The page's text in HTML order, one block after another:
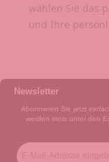
wählen Sie das
und Ihre
Newsletter
Abonnieren Sie jetzt
werden stets unter den